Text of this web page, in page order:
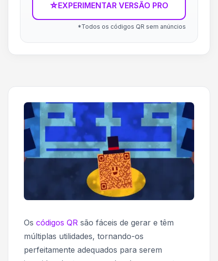
☆EXPERIMENTAR VERSÃO PRO
*Todos os códigos QR sem anúncios
Os códigos QR são fáceis de gerar e têm
múltiplas utilidades, tornando-os
perfeitamente adequados para serem